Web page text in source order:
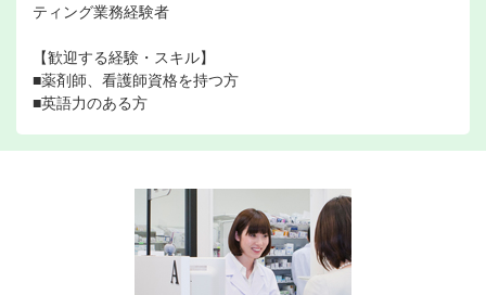
ティング業務経験者
【歓迎する経験・スキル】
■薬剤師、看護師資格を持つ方
■英語力のある方